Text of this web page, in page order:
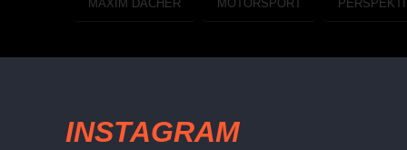
MAXIM DACHER MOTORSPORT
INSTAGRAM